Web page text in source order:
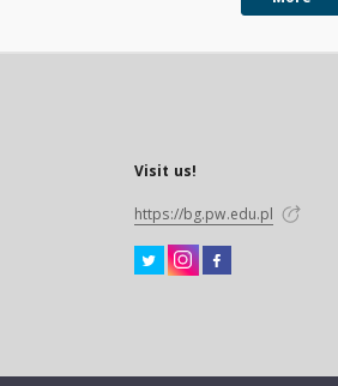
Visit us!
https://bg.pw.edu.pl